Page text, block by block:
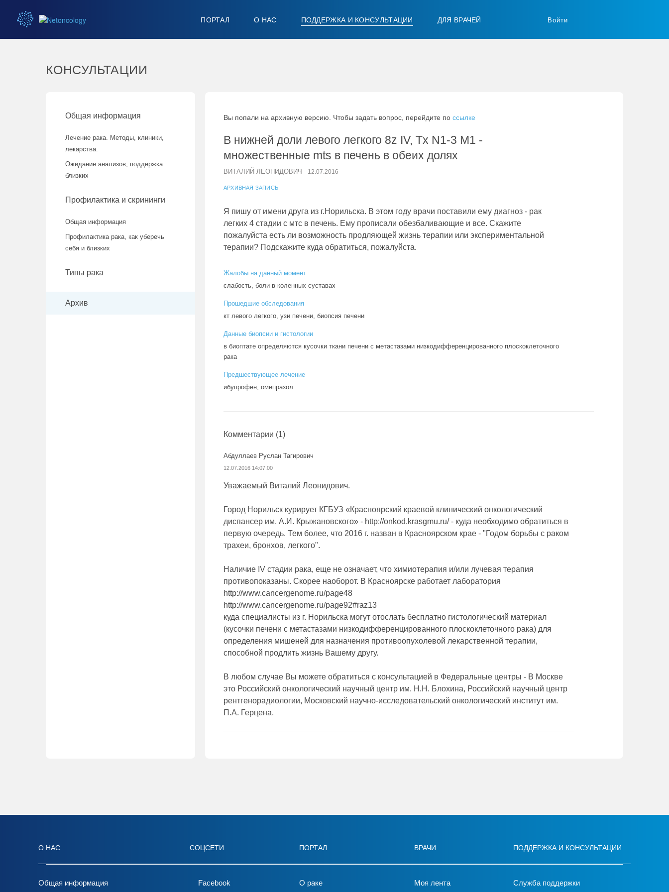
ПОРТАЛ О НАС ПОДДЕРЖКА И КОНСУЛЬТАЦИИ ДЛЯ ВРАЧЕЙ Войти
КОНСУЛЬТАЦИИ
Общая информация
Лечение рака. Методы, клиники,
лекарства.
Ожидание анализов, поддержка
близких
Профилактика и скрининги
Общая информация
Профилактика рака, как уберечь
себя и близких
Типы рака
Архив
Вы попали на архивную версию. Чтобы задать вопрос, перейдите по ссылке
В нижней доли левого легкого 8z IV, Tx N1-3 M1 -
множественные mts в печень в обеих долях
ВИТАЛИЙ ЛЕОНИДОВИЧ 12.07.2016
АРХИВНАЯ ЗАПИСЬ
Я пишу от имени друга из г.Норильска. В этом году врачи поставили ему диагноз - рак
легких 4 стадии с мтс в печень. Ему прописали обезбаливающие и все. Скажите
пожалуйста есть ли возможность продляющей жизнь терапии или экспериментальной
терапии? Подскажите куда обратиться, пожалуйста.
Жалобы на данный момент
слабость, боли в коленных суставах
Прошедшие обследования
кт левого легкого, узи печени, биопсия печени
Данные биопсии и гистологии
в биоптате определяются кусочки ткани печени с метастазами низкодифференцированного плоскоклеточного
рака
Предшествующее лечение
ибупрофен, омепразол
Комментарии (1)
Абдуллаев Руслан Тагирович
12.07.2016 14:07:00
Уважаемый Виталий Леонидович.
Город Норильск курирует КГБУЗ «Красноярский краевой клинический онкологический
диспансер им. А.И. Крыжановского» - http://onkod.krasgmu.ru/ - куда необходимо обратиться в
первую очередь. Тем более, что 2016 г. назван в Красноярском крае - "Годом борьбы с раком
трахеи, бронхов, легкого".
Наличие IV стадии рака, еще не означает, что химиотерапия и/или лучевая терапия
противопоказаны. Скорее наоборот. В Красноярске работает лаборатория
http://www.cancergenome.ru/page48
http://www.cancergenome.ru/page92#raz13
куда специалисты из г. Норильска могут отослать бесплатно гистологический материал
(кусочки печени с метастазами низкодифференцированного плоскоклеточного рака) для
определения мишеней для назначения противоопухолевой лекарственной терапии,
способной продлить жизнь Вашему другу.
В любом случае Вы можете обратиться с консультацией в Федеральные центры - В Москве
это Российский онкологический научный центр им. Н.Н. Блохина, Российский научный центр
рентгенорадиологии, Московский научно-исследовательский онкологический институт им.
П.А. Герцена.
О НАС
Общая информация
СОЦСЕТИ
Facebook
ПОРТАЛ
О раке
ВРАЧИ
Моя лента
ПОДДЕРЖКА И КОНСУЛЬТАЦИИ
Служба поддержки